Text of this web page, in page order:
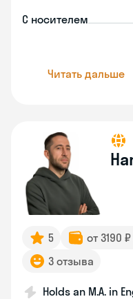
С носителем
Читать дальше
5 от 3190
3 отзыва
Holds an M.A. in